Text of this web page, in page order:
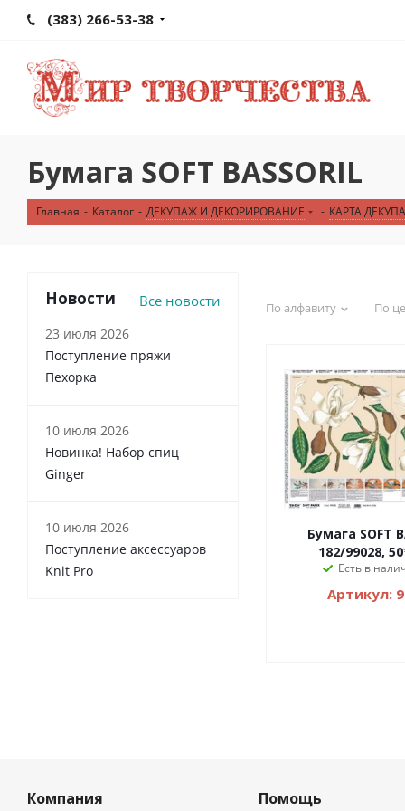
(383) 266-53-38
Бумага SOFT BASSORIL
Главная - Каталог - ДЕКУПАЖ И ДЕКОРИРОВАНИЕ - КАРТА
По алфавиту По
Бумага SOFT
182/99028,
Есть в
Артикул:
Новости Все новости
23 июля 2026
Поступление пряжи
Пехорка
10 июля 2026
Новинка! Набор спиц
Ginger
10 июля 2026
Поступление аксессуаров
Knit Pro
Компания Помощь